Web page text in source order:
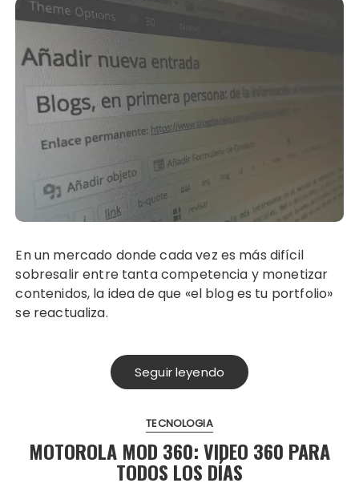
En un mercado donde cada vez es más difícil
sobresalir entre tanta competencia y monetizar
contenidos, la idea de que «el blog es tu portfolio»
se reactualiza.
Seguir leyendo
TECNOLOGIA
MOTOROLA MOD 360: VIDEO 360 PARA
TODOS LOS DÍAS